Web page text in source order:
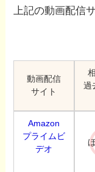
上記の動画配信
動画配信
サイト
過
Amazon
プライムビ
デオ